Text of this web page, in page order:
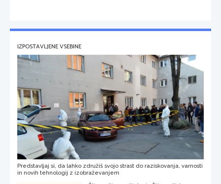
IZPOSTAVLJENE VSEBINE
Predstavljaj si, da lahko združiš svojo strast do raziskovanja, varnosti
in novih tehnologij z izobraževanjem